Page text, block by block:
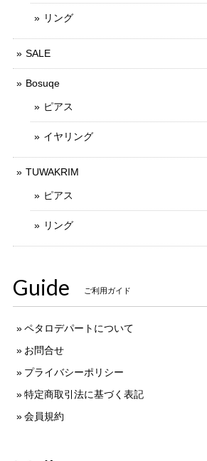
リング
SALE
Bosuqe
ピアス
イヤリング
TUWAKRIM
ピアス
リング
Guide ご利用ガイド
ペタロデパートについて
お問合せ
プライバシーポリシー
特定商取引法に基づく表記
会員規約